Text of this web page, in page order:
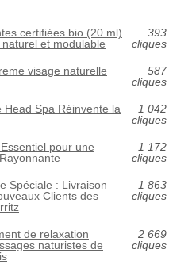
certifiées bio (20 ml)
et modulable
393
cliques
visage naturelle
587
cliques
Head Spa Réinvente la
1 042
cliques
pour une
1 172
cliques
Spéciale : Livraison
Clients des
1 863
cliques
de relaxation
naturistes de
2 669
cliques